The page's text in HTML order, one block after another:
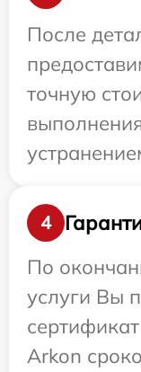
После
точную
4
По
услуги Вы
Arkon